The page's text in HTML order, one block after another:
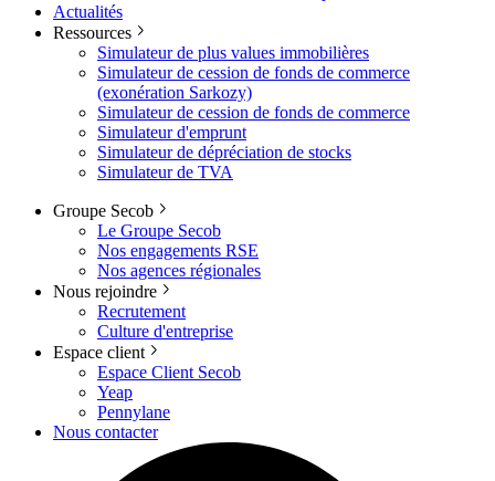
Actualités
Ressources
Simulateur de plus values immobilières
Simulateur de cession de fonds de commerce
(exonération Sarkozy)
Simulateur de cession de fonds de commerce
Simulateur d'emprunt
Simulateur de dépréciation de stocks
Simulateur de TVA
Groupe Secob
Le Groupe Secob
Nos engagements RSE
Nos agences régionales
Nous rejoindre
Recrutement
Culture d'entreprise
Espace client
Espace Client Secob
Yeap
Pennylane
Nous contacter